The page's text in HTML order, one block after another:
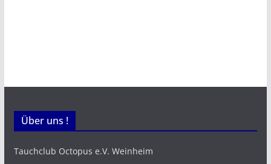
Über uns !
Tauchclub Octopus e.V. Weinheim